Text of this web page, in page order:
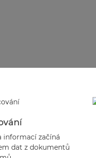
informací začíná
dat z dokumentů